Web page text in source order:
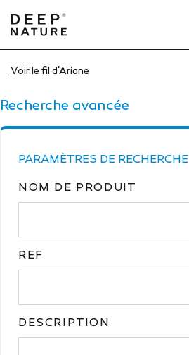
Voir le fil d'Ariane
Recherche avancée
PARAMÈTRES DE RECHERCHE
NOM DE PRODUIT
REF
DESCRIPTION